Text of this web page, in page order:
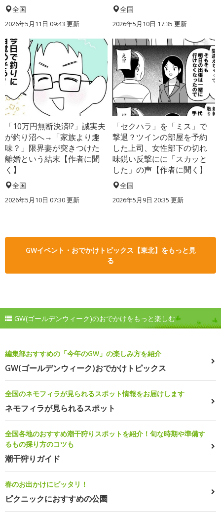
全国
2026年5月11日 09:43 更新
全国
2026年5月10日 17:35 更新
「10万円無断決済!?」誠実夫
が釣り沼へ→「家族より趣
味？」限界妻が突きつけた
離婚という結末【作者に聞
く】
全国
2026年5月10日 07:30 更新
「セクハラ」を「ミス」で
撃退？ツインの部屋を予約
した上司、女性部下の切れ
味鋭い反撃にに「スカッと
した」の声【作者に聞く】
全国
2026年5月9日 20:35 更新
GWイベント・おでかけトピックス【東北】をもっと見
る
GW(ゴールデンウィーク)のおでかけをもっと楽しむ
編集部おすすめの「今年のGW」の楽しみ方を紹介
GW(ゴールデンウィーク)おでかけトピックス
全国のネモフィラが見られるスポット情報をお届けします
ネモフィラが見られるスポット
全国各地のおすすめ潮干狩りスポットを紹介！旬な時期や準備す
るもの採り方のコツも
潮干狩りガイド
春のお出かけにピッタリ！
ピクニックにおすすめの公園